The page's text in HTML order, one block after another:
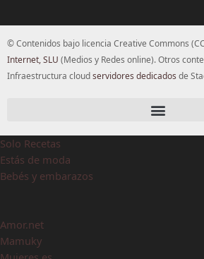
© Contenidos bajo licencia Creative Commons
Internet, SLU (Medios y Redes online). Otros
Infraestructura cloudservidores dedicados de
Solo Recetas
Estás de moda
Bebés y embarazos
Amor.net
Mamuky